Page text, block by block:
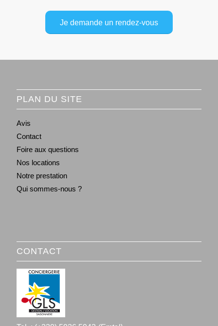
Je demande un rendez-vous
PLAN DU SITE
Avis
Contact
Foire aux questions
Nos locations
Notre prestation
Qui sommes-nous ?
CONTACT